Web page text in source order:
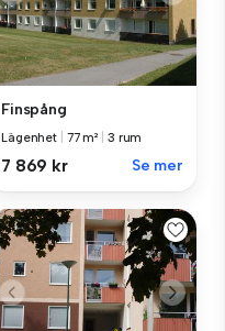
Finspång
Lägenhet 77 m² 3 rum
7 869 kr Se mer